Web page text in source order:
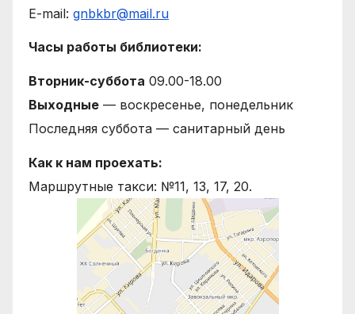
E-mail: gnbkbr@mail.ru
Часы работы библиотеки:
Вторник-суббота 09.00-18.00
Выходные — воскресенье, понедельник
Последняя суббота — санитарный день
Как к нам проехать:
Маршрутные такси: №11, 13, 17, 20.